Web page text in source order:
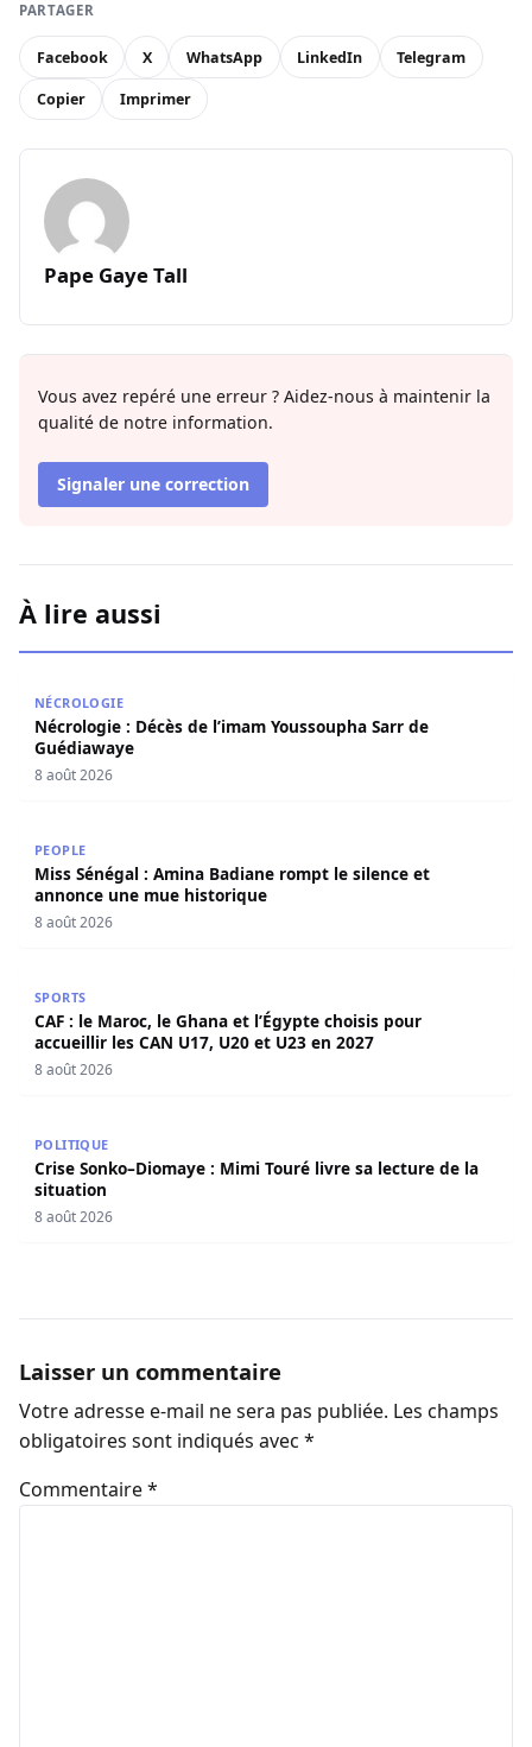
PARTAGER
Facebook X WhatsApp LinkedIn Telegram
Copier Imprimer
Pape Gaye Tall
Vous avez repéré une erreur ? Aidez-nous à maintenir la
qualité de notre information.
Signaler une correction
À lire aussi
NÉCROLOGIE
Nécrologie : Décès de l’imam Youssoupha Sarr de
Guédiawaye
8 août 2026
PEOPLE
Miss Sénégal : Amina Badiane rompt le silence et
annonce une mue historique
8 août 2026
SPORTS
CAF : le Maroc, le Ghana et l’Égypte choisis pour
accueillir les CAN U17, U20 et U23 en 2027
8 août 2026
POLITIQUE
Crise Sonko–Diomaye : Mimi Touré livre sa lecture de la
situation
8 août 2026
Laisser un commentaire
Votre adresse e-mail ne sera pas publiée. Les champs
obligatoires sont indiqués avec *
Commentaire*